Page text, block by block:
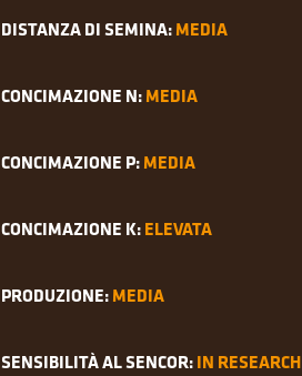
DISTANZA DI SEMINA:MEDIA
CONCIMAZIONE N:MEDIA
CONCIMAZIONE P:MEDIA
CONCIMAZIONE K:ELEVATA
PRODUZIONE:MEDIA
SENSIBILITÀ AL SENCOR:IN RESEARCH